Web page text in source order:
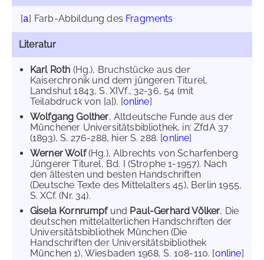
[a] Farb-Abbildung des Fragments
Literatur
Karl Roth (Hg.), Bruchstücke aus der
Kaiserchronik und dem jüngeren Titurel,
Landshut 1843, S. XIVf., 32-36, 54 (mit
Teilabdruck von [a]). [online]
Wolfgang Golther, Altdeutsche Funde aus der
Münchener Universitätsbibliothek, in: ZfdA 37
(1893), S. 276-288, hier S. 288. [online]
Werner Wolf(Hg.), Albrechts von Scharfenberg
Jüngerer Titurel, Bd. I (Strophe 1-1957). Nach
den ältesten und besten Handschriften
(Deutsche Texte des Mittelalters 45), Berlin 1955,
S. XCf. (Nr. 34).
Gisela Kornrumpfund Paul-Gerhard Völker, Die
deutschen mittelalterlichen Handschriften der
Universitätsbibliothek München (Die
Handschriften der Universitätsbibliothek
München 1), Wiesbaden 1968, S. 108-110. [online]